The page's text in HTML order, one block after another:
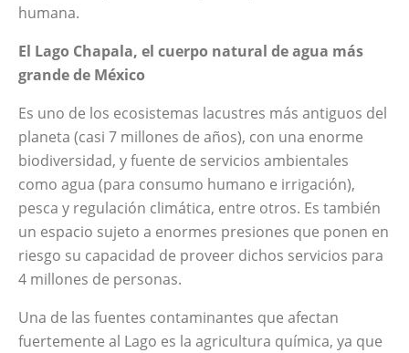
humana.
El Lago Chapala, el cuerpo natural de agua más
grande de México
Es uno de los ecosistemas lacustres más antiguos del
planeta (casi 7 millones de años), con una enorme
biodiversidad, y fuente de servicios ambientales
como agua (para consumo humano e irrigación),
pesca y regulación climática, entre otros. Es también
un espacio sujeto a enormes presiones que ponen en
riesgo su capacidad de proveer dichos servicios para
4 millones de personas.
Una de las fuentes contaminantes que afectan
fuertemente al Lago es la agricultura química, ya que